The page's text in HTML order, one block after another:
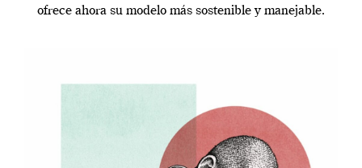
ofrece ahora su modelo más sostenible y manejable.